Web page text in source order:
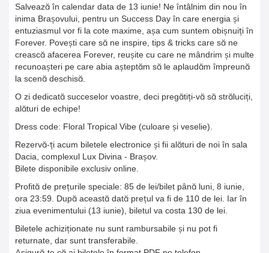
Salvează în calendar data de 13 iunie! Ne întâlnim din nou în
inima Brașovului, pentru un Success Day în care energia și
entuziasmul vor fi la cote maxime, așa cum suntem obișnuiți în
Forever. Povești care să ne inspire, tips & tricks care să ne
crească afacerea Forever, reușite cu care ne mândrim și multe
recunoașteri pe care abia așteptăm să le aplaudăm împreună
la scenă deschisă.
O zi dedicată succeselor voastre, deci pregătiți-vă să străluciți,
alături de echipe!
Dress code: Floral Tropical Vibe (culoare și veselie).
Rezervă-ți acum biletele electronice și fii alături de noi în sala
Dacia, complexul Lux Divina - Brașov.
Bilete disponibile exclusiv online.
Profită de prețurile speciale: 85 de lei/bilet până luni, 8 iunie,
ora 23:59. După această dată prețul va fi de 110 de lei. Iar în
ziua evenimentului (13 iunie), biletul va costa 130 de lei.
Biletele achiziționate nu sunt rambursabile și nu pot fi
returnate, dar sunt transferabile.